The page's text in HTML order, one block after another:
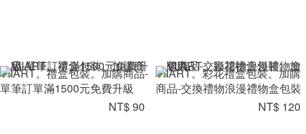
VIIART。禮盒包裝。加購商品-
單筆訂單滿1500元免費升級
NT$ 90
VIIART。彩花禮盒包裝。加購
商品-交換禮物浪漫禮物盒包裝
NT$ 120